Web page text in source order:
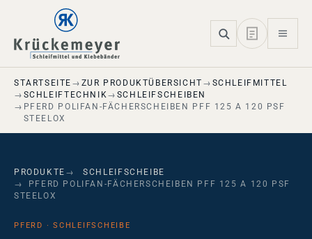
Skip to main navigation
Skip to main content
Skip to page footer
STARTSEITE ZUR PRODUKTÜBERSICHT
SCHLEIFMITTEL
SCHLEIFTECHNIK
SCHLEIFSCHEIBEN
PFERD POLIFAN-FÄCHERSCHEIBEN PFF 125 A 120 PSF
STEELOX
PRODUKTE
SCHLEIFSCHEIBE
PFERD POLIFAN-FÄCHERSCHEIBEN PFF 125 A 120 PSF
STEELOX
PFERD · SCHLEIFSCHEIBE